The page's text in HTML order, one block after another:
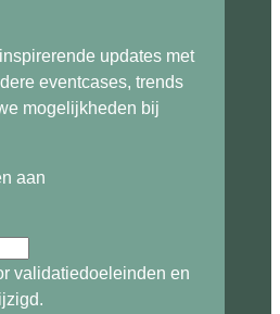
updates met
eventcases, trends
mogelijkheden bij
aan
validatiedoeleinden en